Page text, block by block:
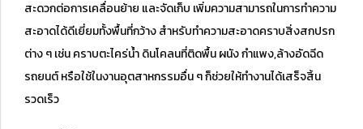
สะดวกต่อการเคลื่อนย้าย และจัดเก็บ เพิ่มความสามารถในการทำความ
สะอาดได้ดีเยี่ยมทั้งพื้นที่กว้าง สำหรับทำความสะอาดคราบสิ่งสกปรก
ต่าง ๆ เช่น คราบตะไคร่น้ำ ดินโคลนที่ติดพื้น ผนัง กำแพง,ล้างอัดฉีด
รถยนต์ หรือใช้ในงานอุตสาหกรรมอื่น ๆ ก็ช่วยให้ทำงานได้เสร็จสิ้น
รวดเร็ว